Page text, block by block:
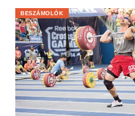
BESZÁMOLÓK